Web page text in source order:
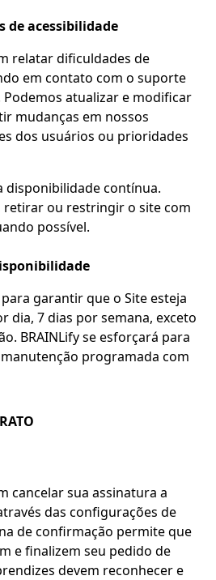
de acessibilidade
relatar dificuldades de
em contato com o suporte
atualizar e modificar
mudanças em nossos
dos usuários ou prioridades
disponibilidade contínua.
retirar ou restringir o site com
possível.
garantir que o Site esteja
dia, 7 dias por semana, exceto
BRAINLify se esforçará para
programada com
cancelar sua assinatura a
das configurações de
de confirmação permite que
e finalizem seu pedido de
devem reconhecer e